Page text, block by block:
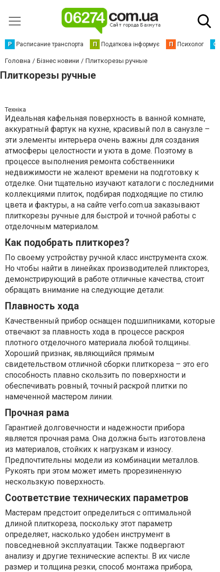
Р Расписание транспорта П Податкова інформує П Психолог С
Головна Бізнес новини Плиткорезы ручные
Плиткорезы ручные
Техніка
Идеальная кафельная поверхность в ванной комнате,
аккуратный фартук на кухне, красивый пол в санузле –
эти элементы интерьера очень важны для создания
атмосферы целостности и уюта в доме. Поэтому в
процессе выполнения ремонта собственники
недвижимости не жалеют времени на подготовку к
отделке. Они тщательно изучают каталоги с последними
коллекциями плиток, подбирая подходящие по стилю
цвета и фактуры, а на сайте verfo.com.ua заказывают
плиткорезы ручные для быстрой и точной работы с
отделочным материалом.
Как подобрать плиткорез?
По своему устройству ручной класс инструмента схож.
Но чтобы найти в линейках производителей пликторез,
демонстрирующий в работе отличные качества, стоит
обращать внимание на следующие детали:
Плавность хода
Качественный прибор оснащен подшипниками, которые
отвечают за плавность хода в процессе раскроя
плотного отделочного материала любой толщины.
Хороший признак, являющийся прямым
свидетельством отличной сборки плиткореза – это его
способность плавно скользить по поверхности и
обеспечивать ровный, точный раскрой плитки по
намеченной мастером линии.
Прочная рама
Гарантией долговечности и надежности прибора
является прочная рама. Она должна быть изготовлена
из материалов, стойких к нагрузкам и износу.
Предпочтительны модели из комбинации металлов.
Рукоять при этом может иметь прорезиненную
нескользкую поверхность.
Соответствие технических параметров
Мастерам предстоит определиться с оптимальной
длиной плиткореза, поскольку этот параметр
определяет, насколько удобен инструмент в
повседневной эксплуатации. Также подвергают
анализу и другие технические аспекты. В их числе
размер и толщина резки, способ монтажа прибора,